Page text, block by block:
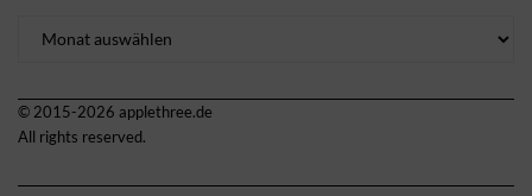
© 2015-2026 applethree.de
All rights reserved.